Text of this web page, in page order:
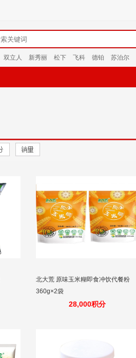
双立人 新秀丽 松下 飞科 德铂 苏泊尔
北大荒 原味玉米糊即食冲饮代餐粉
360g×2袋
28,000积分